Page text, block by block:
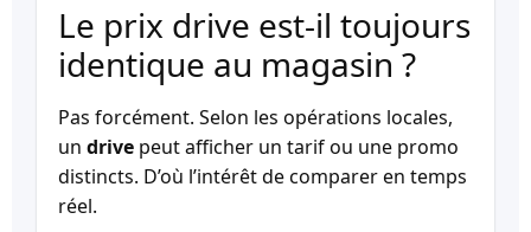
Le prix drive est-il toujours
identique au magasin ?
Pas forcément. Selon les opérations locales,
un drive peut afficher un tarif ou une promo
distincts. D’où l’intérêt de comparer en temps
réel.